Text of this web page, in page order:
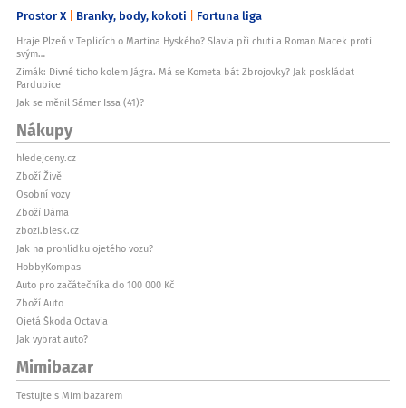
Prostor X Branky, body, kokoti Fortuna liga
Hraje Plzeň v Teplicích o Martina Hyského? Slavia při chuti a Roman Macek proti
svým…
Zimák: Divné ticho kolem Jágra. Má se Kometa bát Zbrojovky? Jak poskládat
Pardubice
Jak se měnil Sámer Issa (41)?
Nákupy
hledejceny.cz
Zboží Živě
Osobní vozy
Zboží Dáma
zbozi.blesk.cz
Jak na prohlídku ojetého vozu?
HobbyKompas
Auto pro začátečníka do 100 000 Kč
Zboží Auto
Ojetá Škoda Octavia
Jak vybrat auto?
Mimibazar
Testujte s Mimibazarem